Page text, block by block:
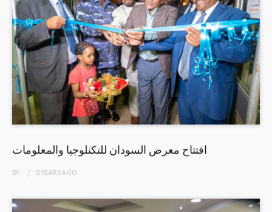
افتتاح معرض السودان للتكنلوجيا والمعلومات
BY 5 YEARSAGO